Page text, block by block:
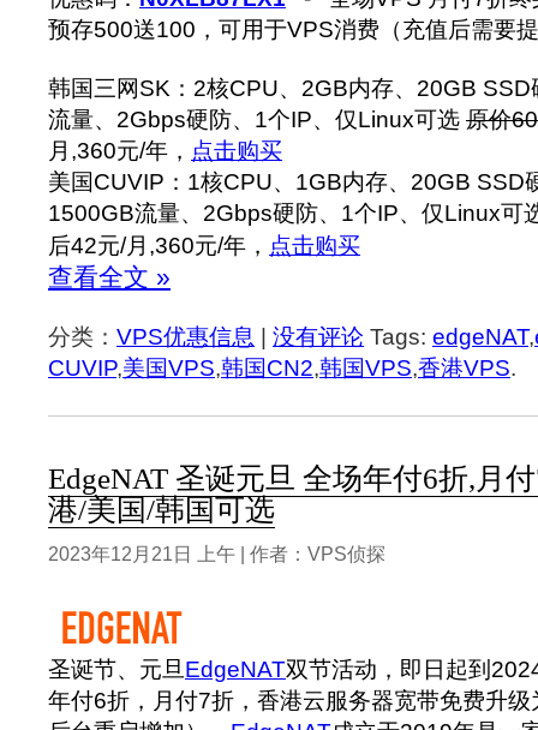
预存500送100，可用于VPS消费（充值后需要
韩国三网SK：2核CPU、2GB内存、20GB
流量、2Gbps硬防、1个IP、仅Linux可选 原价
月,360元/年， 点击购买
美国CUVIP：1核CPU、1GB内存、20GB SSD
1500GB流量、2Gbps硬防、1个IP、仅Linux可
后42元/月,360元/年， 点击购买
查看全文 »
分类： VPS优惠信息 | 没有评论 Tags: edgeNAT,
CUVIP,美国VPS,韩国CN2,韩国VPS,香港VPS.
EdgeNAT 圣诞元旦 全场年付6折,月
港/美国/韩国可选
2023年12月21日 上午 | 作者：VPS侦探
圣诞节、元旦 EdgeNAT双节活动，即日起到
年付6折，月付7折，香港云服务器宽带免费升